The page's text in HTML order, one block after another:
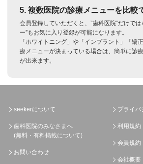
5. 複数医院の診療メニューを比較
会員登録していただくと、”歯科医院”だけで
ー”もお気に入り登録が可能になります。
「ホワイトニング」や「インプラント」「矯
療メニューが決まっている場合は、簡単に診
が出来ます。
seekerについて
歯科医院のみなさまへ
(無料・有料掲載について)
お問い合わせ
プライバ
利用規約
会員規約
会社概要